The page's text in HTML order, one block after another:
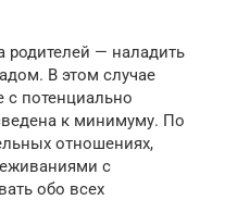
родителей — наладить
В этом случае
с потенциально
к минимуму. По
отношениях,
с
обо всех